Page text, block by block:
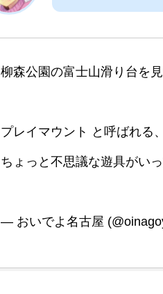
柳森公園の富士山滑り台を
プレイマウント と呼ばれる
ちょっと不思議な遊具がい
— おいでよ名古屋